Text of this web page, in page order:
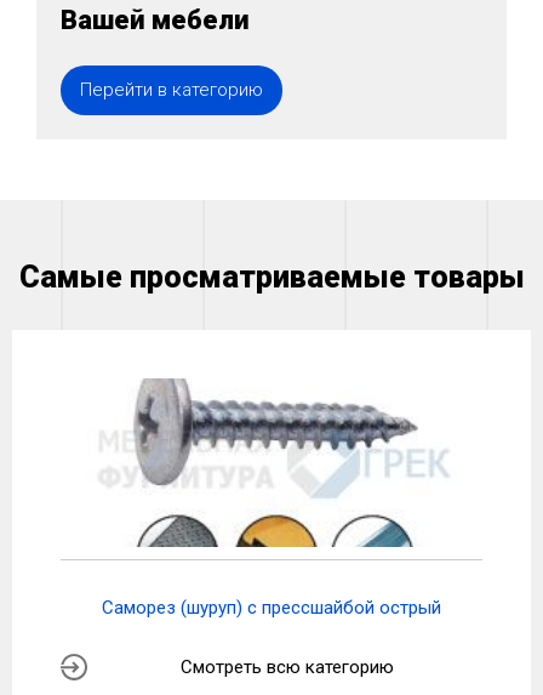
Вашей мебели
Перейти в категорию
Самые просматриваемые товары
Саморез (шуруп) с прессшайбой острый
Смотреть всю категорию